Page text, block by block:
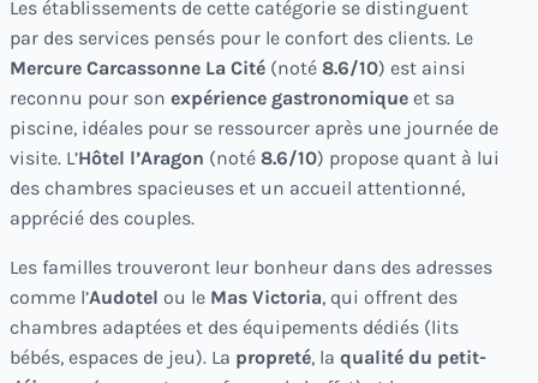
Les établissements de cette catégorie se distinguent
par des services pensés pour le confort des clients. Le
Mercure Carcassonne La Cité (noté 8.6/10) est ainsi
reconnu pour son expérience gastronomique et sa
piscine, idéales pour se ressourcer après une journée de
visite. L’Hôtel l’Aragon (noté 8.6/10) propose quant à lui
des chambres spacieuses et un accueil attentionné,
apprécié des couples.
Les familles trouveront leur bonheur dans des adresses
comme l’Audotel ou le Mas Victoria, qui offrent des
chambres adaptées et des équipements dédiés (lits
bébés, espaces de jeu). La propreté, la qualité du petit-